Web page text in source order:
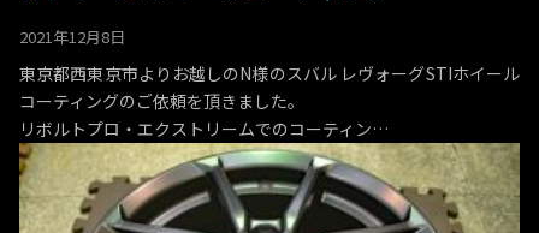
2021年12月8日
東京都西東京市よりお越しのN様のスバル レヴォーグSTIホイール
コーティングのご依頼を頂きました。
リボルトプロ・エクストリームでのコーティン…